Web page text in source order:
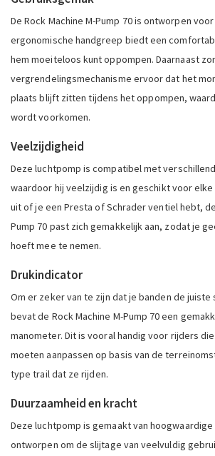
De Rock Machine M-Pump 70 is ontworpen
ergonomische handgreep biedt een
hem moeiteloos kunt oppompen. Daarnaast
vergrendelingsmechanisme ervoor dat het
plaats blijft zitten tijdens het oppompen,
wordt voorkomen.
Veelzijdigheid
Deze luchtpomp is compatibel met
waardoor hij veelzijdig is en geschikt voor
uit of je een Presta of Schrader ventiel hebt,
Pump 70 past zich gemakkelijk aan, zodat je
hoeft mee te nemen.
Drukindicator
Om er zeker van te zijn dat je banden de juiste
bevat de Rock Machine M-Pump 70 een
manometer. Dit is vooral handig voor rijders
moeten aanpassen op basis van de
type trail dat ze rijden.
Duurzaamheid en kracht
Deze luchtpomp is gemaakt van
ontworpen om de slijtage van veelvuldig